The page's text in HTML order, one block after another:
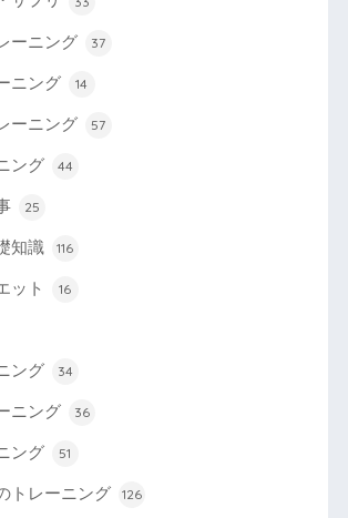
ーニング 37
ニング 14
ーニング 57
ング 44
25
知識 116
ット 16
ング 34
ニング 36
ング 51
トレーニング 126